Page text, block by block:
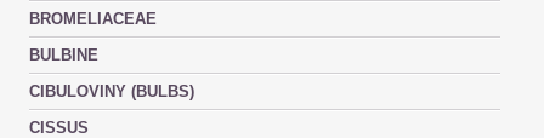
BROMELIACEAE
BULBINE
CIBULOVINY (BULBS)
CISSUS